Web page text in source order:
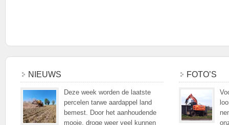
NIEUWS
Deze week worden de laatste
percelen tarwe aardappel land
bemest. Door het aanhoudende
mooie, droge weer veel kunnen
FOTO’S